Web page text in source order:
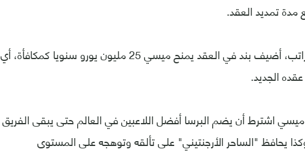
مدة تمديد العقد.
وبدلا من الزيادة السنوية على الراتب، أضيف بند في العقد يمنح ميسي 25 مليون يورو سنويا كمكافأة، أي
الجديد.
ميسي اشترط أن يضم البرسا أفضل اللاعبين في العالم حتى يبقى الفريق
يحافظ "الساحر الأرجنتيني" على تألقه وتوهجه على المستوى